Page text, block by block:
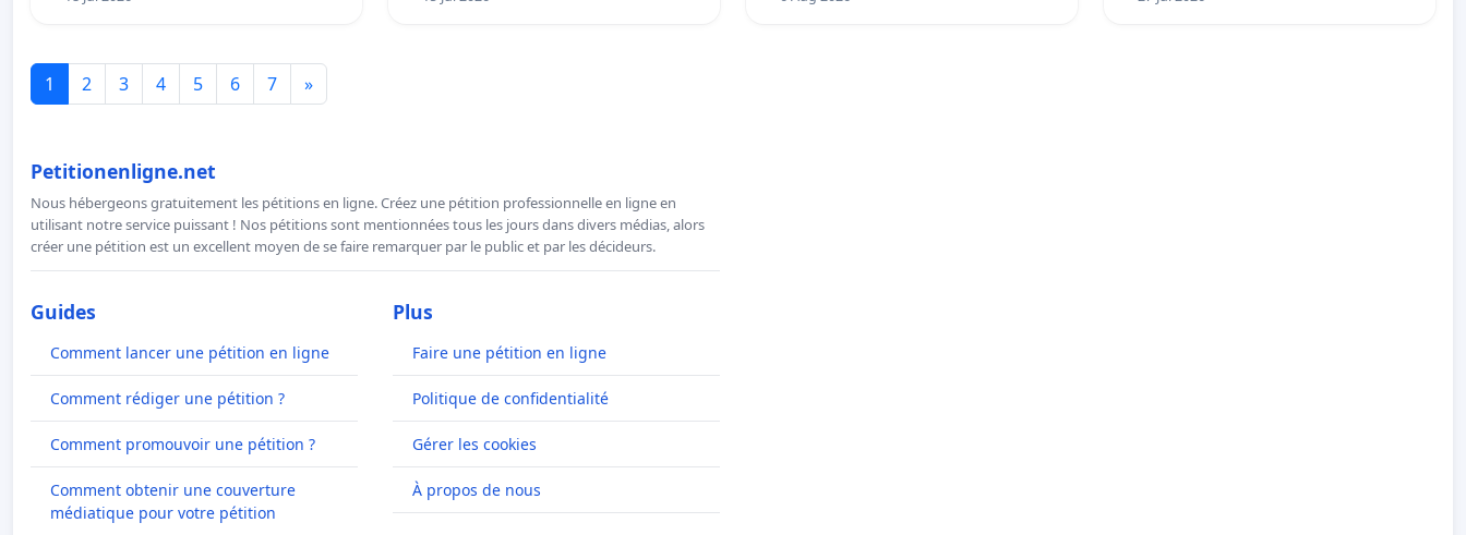
1 2 3 4 5 6 7 »
Petitionenligne.net
Nous hébergeons gratuitement les pétitions en ligne. Créez une pétition professionnelle en ligne en
utilisant notre service puissant ! Nos pétitions sont mentionnées tous les jours dans divers médias, alors
créer une pétition est un excellent moyen de se faire remarquer par le public et par les décideurs.
Guides
Comment lancer une pétition en ligne
Comment rédiger une pétition ?
Comment promouvoir une pétition ?
Comment obtenir une couverture
médiatique pour votre pétition
Plus
Faire une pétition en ligne
Politique de confidentialité
Gérer les cookies
À propos de nous